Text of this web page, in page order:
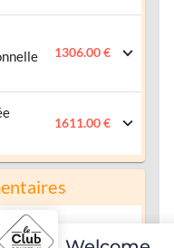
1306.00 €
1611.00 €